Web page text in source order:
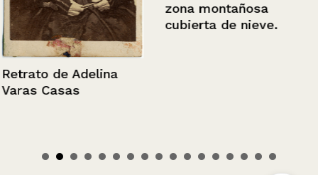
Retrato de Adelina
Varas Casas
zona montañosa
cubierta de nieve.